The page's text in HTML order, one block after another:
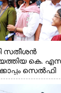
സതീശൻ
കെ.
സെൽഫി